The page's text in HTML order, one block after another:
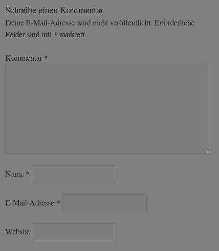
Schreibe einen Kommentar
Deine E-Mail-Adresse wird nicht veröffentlicht. Erforderliche
Felder sind mit * markiert
Kommentar *
Name *
E-Mail-Adresse *
Website